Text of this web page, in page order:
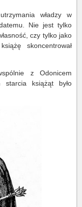
władzy w
Nie jest tylko
czy tylko jako
skoncentrował
z Odonicem
starcia książąt było